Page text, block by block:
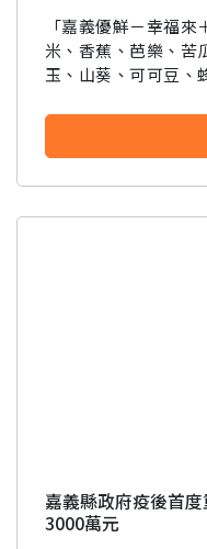
「嘉義優鮮－幸福
米、香蕉、芭樂、苦
玉、山葵、可可豆、
嘉義縣政府疫後首
3000萬元